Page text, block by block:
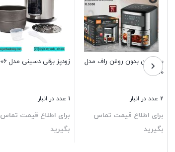
سرخ کن بدون روغن راف مدل
5350
2 عدد در انبار
برای اطلاع قیمت تماس
بگیرید
زودپز برقی دسینی مدل 6006
1 عدد در انبار
برای اطلاع قیمت تماس
بگیرید